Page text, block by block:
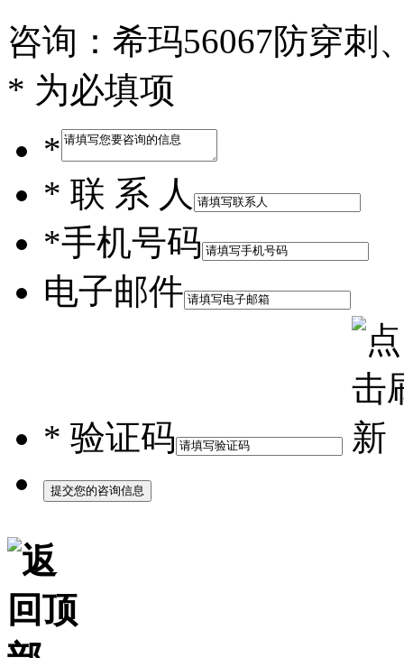
咨询：希玛56067防穿刺
* 为必填项
*
* 联 系 人
*手机号码
电子邮件
* 验证码